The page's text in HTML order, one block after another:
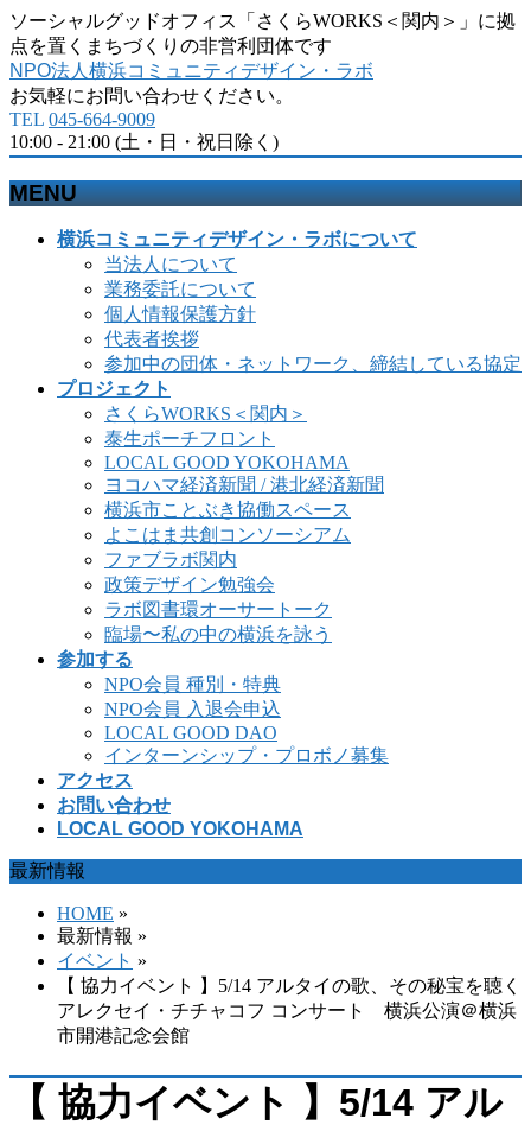
ソーシャルグッドオフィス「さくらWORKS＜関内＞」に拠
点を置くまちづくりの非営利団体です
NPO法人横浜コミュニティデザイン・ラボ
お気軽にお問い合わせください。
TEL 045-664-9009
10:00 - 21:00 (土・日・祝日除く)
MENU
横浜コミュニティデザイン・ラボについて
当法人について
業務委託について
個人情報保護方針
代表者挨拶
参加中の団体・ネットワーク、締結している協定
プロジェクト
さくらWORKS＜関内＞
泰生ポーチフロント
LOCAL GOOD YOKOHAMA
ヨコハマ経済新聞 / 港北経済新聞
横浜市ことぶき協働スペース
よこはま共創コンソーシアム
ファブラボ関内
政策デザイン勉強会
ラボ図書環オーサートーク
臨場〜私の中の横浜を詠う
参加する
NPO会員 種別・特典
NPO会員 入退会申込
LOCAL GOOD DAO
インターンシップ・プロボノ募集
アクセス
お問い合わせ
LOCAL GOOD YOKOHAMA
最新情報
HOME »
最新情報 »
イベント »
【 協力イベント 】5/14 アルタイの歌、その秘宝を聴く
アレクセイ・チチャコフ コンサート 横浜公演＠横浜
市開港記念会館
【 協力イベント 】5/14 アル